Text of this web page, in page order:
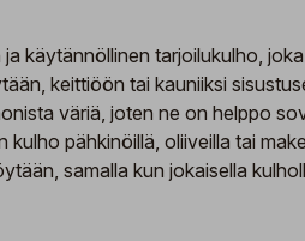
käytännöllinen tarjoilukulho,
keittiöön tai kauniiksi
väriä, joten ne on helppo
pähkinöillä, oliiveilla tai
samalla kun jokaisella